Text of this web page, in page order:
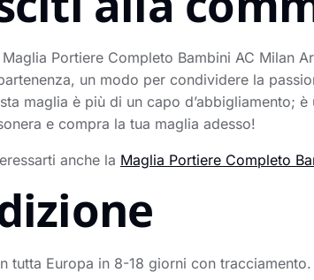
Maglia Portiere Completo Bambini AC Milan
un modo per condividere la
maglia è più di un capo d’abbigliamento;
e compra la tua maglia adesso!
anche la Maglia Portiere Completo
tutta Europa in 8-18 giorni con tracciamento.